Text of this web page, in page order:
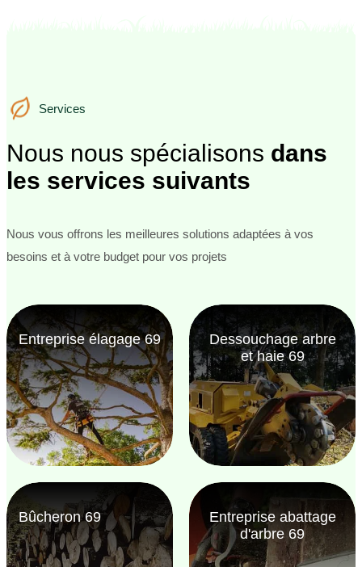
Services
Services
Nous nous spécialisons dans
les services suivants
Nous vous offrons les meilleures solutions adaptées à vos
besoins et à votre budget pour vos projets
Entreprise élagage 69
Dessouchage arbre
et haie 69
Bûcheron 69
Entreprise abattage
d'arbre 69